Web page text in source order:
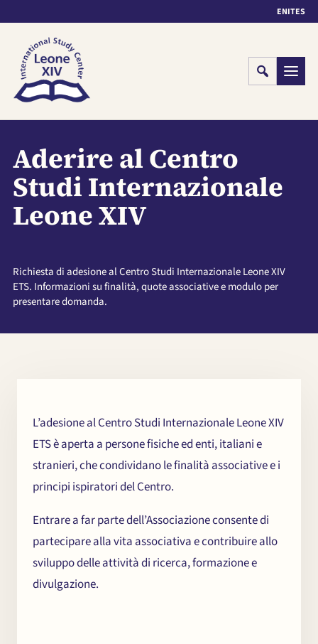
ENITES
Cerca Menu
Aderire al Centro
Studi Internazionale
Leone XIV
Richiesta di adesione al Centro Studi Internazionale Leone XIV
ETS. Informazioni su finalità, quote associative e modulo per
presentare domanda.
L’adesione al Centro Studi Internazionale Leone XIV
ETS è aperta a persone fisiche ed enti, italiani e
stranieri, che condividano le finalità associative e i
principi ispiratori del Centro.
Entrare a far parte dell’Associazione consente di
partecipare alla vita associativa e contribuire allo
sviluppo delle attività di ricerca, formazione e
divulgazione.